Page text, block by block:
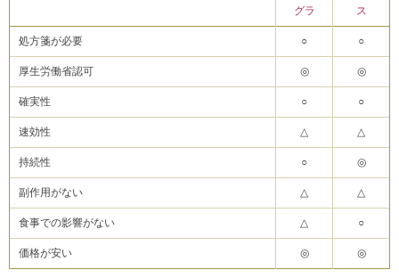
グラ
ス
処方箋が必要 ○ ○
厚生労働省認可 ◎ ◎
確実性 ○ ○
速効性 △ △
持続性 ○ ◎
副作用がない △ △
食事での影響がない △ ○
価格が安い ◎ ◎